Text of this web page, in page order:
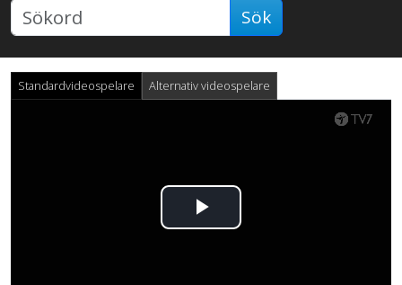
Sök
Standardvideospelare Alternativ videospelare
Spela